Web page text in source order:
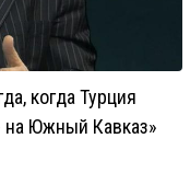
когда Турция
на Южный Кавказ»